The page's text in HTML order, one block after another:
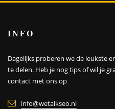
INFO
Dagelijks proberen we de leukste
te delen. Heb je nog tips of wil je
contact met ons op
info@wetalkseo.nl